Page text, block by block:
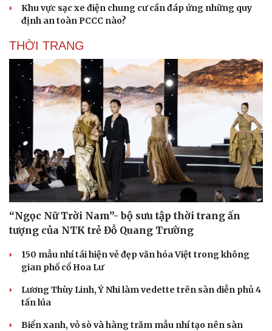
Cây thuốc
Sản phụ khoa
Nam khoa
Phòng mạch online
Ăn sạch sống khỏe
Blog
Khu vực sạc xe điện chung cư cần đáp ứng những quy
định an toàn PCCC nào?
THỜI TRANG
“Ngọc Nữ Trời Nam”- bộ sưu tập thời trang ấn
tượng của NTK trẻ Đỗ Quang Trường
150 mẫu nhí tái hiện vẻ đẹp văn hóa Việt trong không
gian phố cổ Hoa Lư
Lương Thùy Linh, Ý Nhi làm vedette trên sàn diễn phủ 4
tấn lúa
Biển xanh, vỏ sò và hàng trăm mẫu nhí tạo nên sàn